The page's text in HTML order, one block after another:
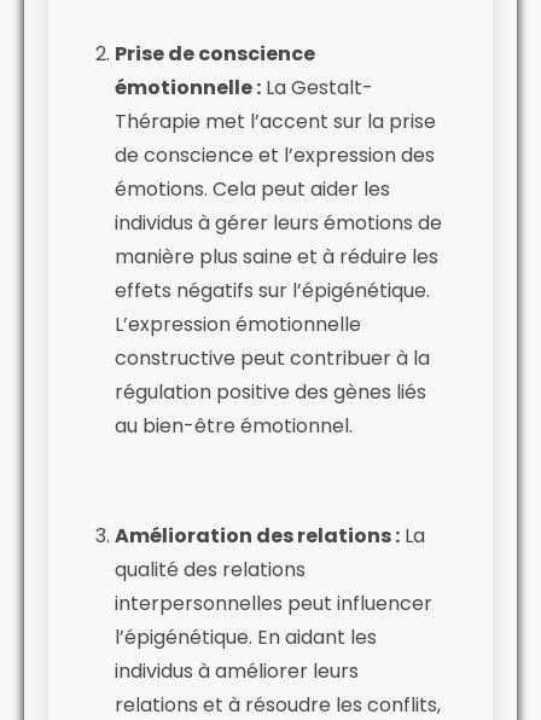
Prise de conscience
émotionnelle : La Gestalt-
Thérapie met l’accent sur la prise
de conscience et l’expression des
émotions. Cela peut aider les
individus à gérer leurs émotions de
manière plus saine et à réduire les
effets négatifs sur l’épigénétique.
L’expression émotionnelle
constructive peut contribuer à la
régulation positive des gènes liés
au bien-être émotionnel.
Amélioration des relations : La
qualité des relations
interpersonnelles peut influencer
l’épigénétique. En aidant les
individus à améliorer leurs
relations et à résoudre les conflits,